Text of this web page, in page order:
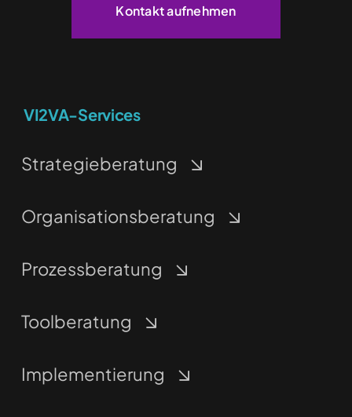
Kontakt aufnehmen
VI2VA-Services
Strategieberatung
Organisationsberatung
Prozessberatung
Toolberatung
Implementierung